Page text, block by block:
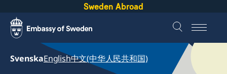
Sweden Abroad
SvenskaEnglish中文(中华人民共和国)